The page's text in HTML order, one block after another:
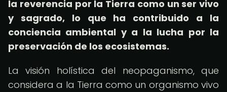
la reverencia por la Tierra como un ser vivo
y sagrado, lo que ha contribuido a la
conciencia ambiental y a la lucha por la
preservación de los ecosistemas.
La visión holística del neopaganismo, que
considera a la Tierra como un organismo vivo